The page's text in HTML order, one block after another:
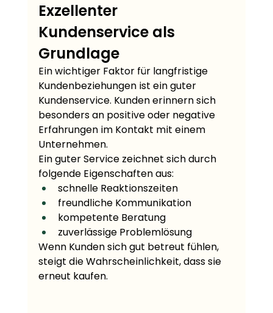
Exzellenter
Kundenservice als
Grundlage
Ein wichtiger Faktor für langfristige
Kundenbeziehungen ist ein guter
Kundenservice. Kunden erinnern sich
besonders an positive oder negative
Erfahrungen im Kontakt mit einem
Unternehmen.
Ein guter Service zeichnet sich durch
folgende Eigenschaften aus:
schnelle Reaktionszeiten
freundliche Kommunikation
kompetente Beratung
zuverlässige Problemlösung
Wenn Kunden sich gut betreut fühlen,
steigt die Wahrscheinlichkeit, dass sie
erneut kaufen.